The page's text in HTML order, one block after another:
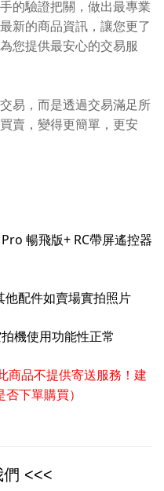
的驗證把關，做出最專業
新的商品資訊，讓您更了
您提供最安心的交易服
易，而是透過交易滿足所
賣，變得更簡單，更安
暢飛版+ RC帶屏遙控器
他配件如賣場實拍照片
機使用功能性正常
商品不提供寄送服務！建
下單購買）
們 <<<